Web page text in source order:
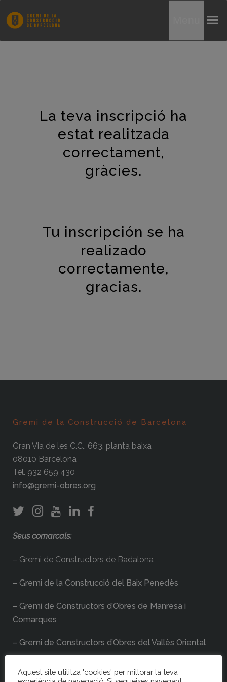
La teva inscripció ha
estat realitzada
correctament,
gràcies.
Tu inscripción se ha
realizado
correctamente,
gracias.
Gremi de la Construcció de Barcelona
Gran Via de les C.C., 663, planta baixa
08010 Barcelona
Tel. 932 659 430
info@gremi-obres.org
Seus comarcals:
– Gremi de Constructors de Badalona
– Gremi de la Construcció del Baix Penedès
– Gremi de Constructors d’Obres de Manresa i
Comarques
– Gremi de Constructors d’Obres del Vallès Oriental
Aquest site utilitza 'cookies' per millorar la teva